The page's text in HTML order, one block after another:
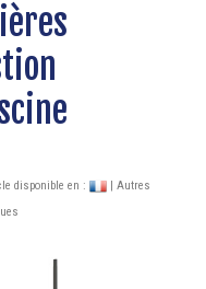
disponible en :
| Autres